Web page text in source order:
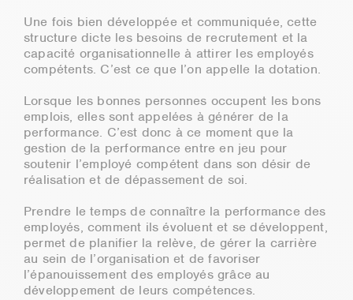
Une fois bien développée et communiquée, cette
structure dicte les besoins de recrutement et la
capacité organisationnelle à attirer les employés
compétents. C’est ce que l’on appelle la dotation.
Lorsque les bonnes personnes occupent les bons
emplois, elles sont appelées à générer de la
performance. C’est donc à ce moment que la
gestion de la performance entre en jeu pour
soutenir l’employé compétent dans son désir de
réalisation et de dépassement de soi.
Prendre le temps de connaître la performance des
employés, comment ils évoluent et se développent,
permet de planifier la relève, de gérer la carrière
au sein de l’organisation et de favoriser
l’épanouissement des employés grâce au
développement de leurs compétences.